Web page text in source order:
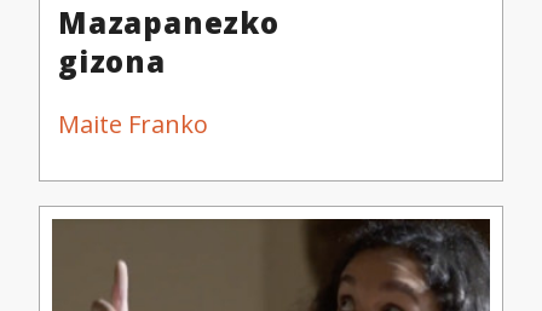
Mazapanezko
gizona
Maite Franko